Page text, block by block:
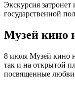
Экскурсия
государственной
Музей кино
8 июля Музей кино
так и на открытой
посвященные